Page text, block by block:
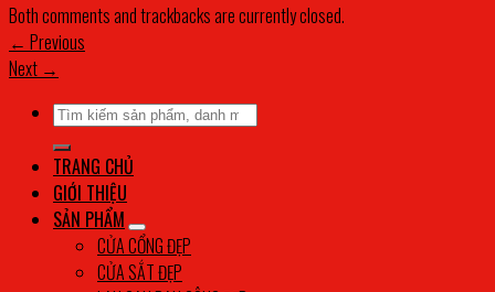
Both comments and trackbacks are currently closed.
← Previous
Next →
Tìm
kiếm:
TRANG CHỦ
GIỚI THIỆU
SẢN PHẨM
CỬA CỔNG ĐẸP
CỬA SẮT ĐẸP